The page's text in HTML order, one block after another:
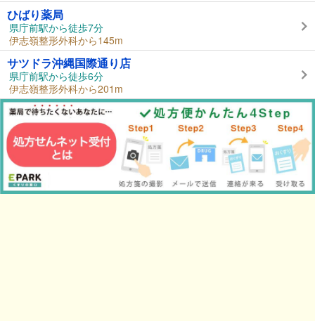
ひばり薬局
県庁前駅から徒歩7分
伊志嶺整形外科から145m
サツドラ沖縄国際通り店
県庁前駅から徒歩6分
伊志嶺整形外科から201m